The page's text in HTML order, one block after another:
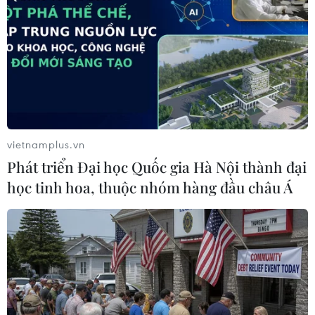
Theo dõi VietnamPlus
TIN LIÊN QUAN
vietnamplus.vn
Phát triển Đại học Quốc gia Hà Nội thành đại
học tinh hoa, thuộc nhóm hàng đầu châu Á